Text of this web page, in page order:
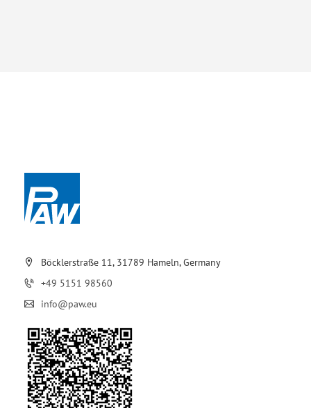
Böcklerstraße 11, 31789 Hameln, Germany
+49 5151 98560
info@paw.eu